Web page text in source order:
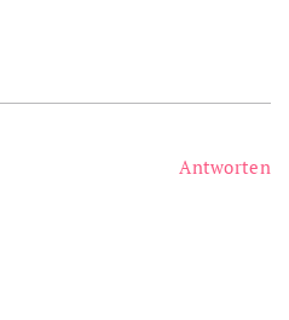
Antworten